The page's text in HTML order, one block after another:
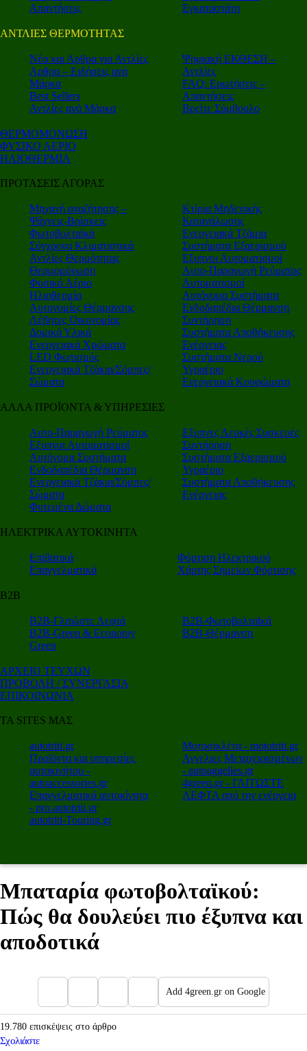
Απαντήσεις
Εγκαταστάτη
ΑΝΤΛΙΕΣ ΘΕΡΜΟΤΗΤΑΣ
Nέα και Αρθρα για Αντλίες
Αρθρα – Ειδήσεις ανά
Μάρκα
Best Sellers
Αντλίες ανά Μάρκα
Ψηφιακή ΕΚΘΕΣΗ –
Αντλίες
FAQ: Ερωτήσεις –
Απαντήσεις
Βρείτε Σύμβουλο
ΘΕΡΜΟΜΟΝΩΣΗ
ΦΥΣΙΚΟ ΑΕΡΙΟ
ΗΛΙΟΘΕΡΜΙΑ
ΠΡΟΤΑΣΕΙΣ ΑΓΟΡΑΣ
Μηχανή αναζήτησης –
Ψάχνεις-Βρίσκεις
Φωτοβολταϊκά
Σύγχρονα Κλιματιστικά
Αντλίες Θερμότητας
Θερμομόνωση
Φυσικό Αέριο
Ηλιοθερμία
Αυτονομίες Θέρμανσης
Λέβητες Οικονομίας
Δομικά Υλικά
Ενεργειακά Χρώματα
LED Φωτισμός
Ενεργειακά Τζάκια/Σόμπες/
Σώματα
Κτίρια Μηδενικής
Κατανάλωσης
Ενεργειακά Τζάμια
Συστήματα Εξαερισμού
Εξυπνοι Αυτοματισμοί
Αυτο-Παραγωγή Ρεύματος
Αυτοματισμοί
Αυτόνομα Συστήματα
Ενδοδαπέδια Θέρμανση
Συντήρηση
Συστήματα Αποθήκευσης
Ενέργειας
Συστήματα Νερού
Υγραέριο
Ενεργειακά Κουφώματα
ΑΛΛΑ ΠΡΟΪΟΝΤΑ & ΥΠΗΡΕΣΙΕΣ
Αυτο-Παραγωγή Ρεύματος
Εξυπνοι Αυτοματισμοί
Αυτόνομα Συστήματα
Ενδοδαπέδια Θέρμανση
Ενεργειακά Τζάκια/Σόμπες/
Σώματα
Φυτεμένα Δώματα
Εξυπνες Λευκές Συσκευές
Συντήρηση
Συστήματα Εξαερισμού
Υγραέριο
Συστήματα Αποθήκευσης
Ενέργειας
ΗΛΕΚΤΡΙΚΑ ΑΥΤΟΚΙΝΗΤΑ
Επιβατικά
Επαγγελματικά
Φόρτιση Ηλεκτρικού
Χάρτης Σημείων Φόρτισης
Β2Β
Β2Β-Γλιτώστε Λεφτά
Β2Β-Green & Economy
Green
Β2Β-Φωτοβολταϊκά
Β2Β-Θέρμανση
ΑΡΧΕΙΟ ΤΕΥΧΩΝ
ΠΡΟΒΟΛΗ / ΣΥΝΕΡΓΑΣΙΑ
ΕΠΙΚΟΙΝΩΝΙΑ
ΤΑ SITES ΜΑΣ
autotriti.gr
Προϊόντα και υπηρεσίες
αυτοκινήτου -
autoaccessories.gr
Επαγγελματικά αυτοκίνητα
- pro.autotriti.gr
autotriti-Touring.gr
Μοτοσικλέτα - mototriti.gr
Αγγελιες Μεταχειρισμένων
- autoaggelies.gr
4green.gr - ΓΛΙΤΩΣΤΕ
ΛΕΦΤΑ από την ενέργεια
Μπαταρία φωτοβολταϊκού:
Πώς θα δουλεύει πιο έξυπνα και
αποδοτικά
Add 4green.gr on Google
19.780 επισκέψεις στο άρθρο
Σχολιάστε